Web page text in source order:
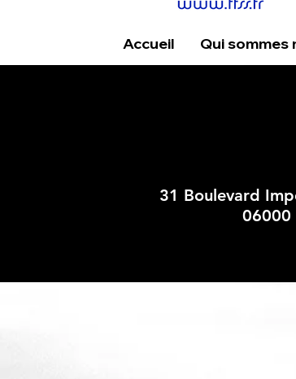
Accueil Qui sommes
31 Boulevard
06000